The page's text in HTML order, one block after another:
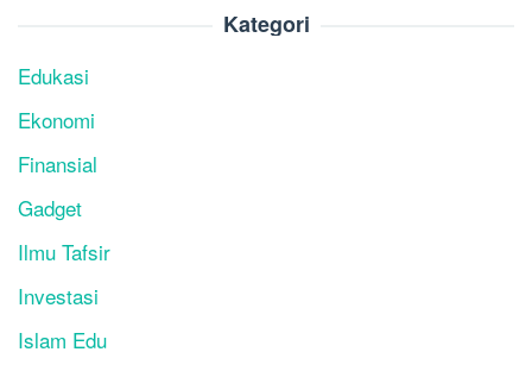
Kategori
Edukasi
Ekonomi
Finansial
Gadget
Ilmu Tafsir
Investasi
Islam Edu